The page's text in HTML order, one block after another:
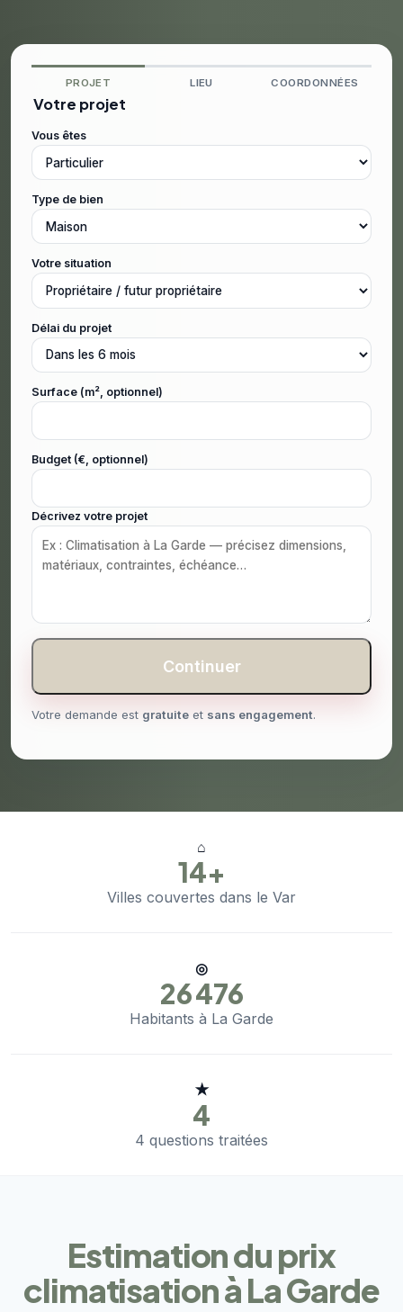
PROJET LIEU COORDONNÉES
Votre projet
Vous êtes
Type de bien
Votre situation
Délai du projet
Surface (m², optionnel)
Budget (€, optionnel)
Décrivez votre projet
Continuer
Votre demande est gratuite et sans engagement.
⌂
14+
Villes couvertes dans le Var
◎
26 476
Habitants à La Garde
★
4
4 questions traitées
Estimation du prix
climatisation à La Garde